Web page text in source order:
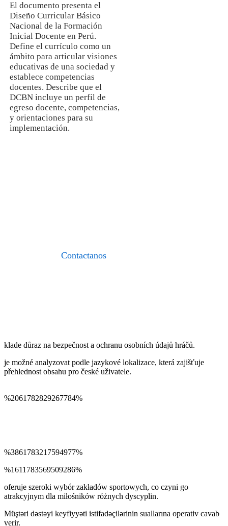
El documento presenta el
Diseño Curricular Básico
Nacional de la Formación
Inicial Docente en Perú.
Define el currículo como un
ámbito para articular visiones
educativas de una sociedad y
establece competencias
docentes. Describe que el
DCBN incluye un perfil de
egreso docente, competencias,
y orientaciones para su
implementación.
Contactanos
klade důraz na bezpečnost a ochranu osobních údajů hráčů.
je možné analyzovat podle jazykové lokalizace, která zajišťuje
přehlednost obsahu pro české uživatele.
%2061782829267784%
%3861783217594977%
%1611783569509286%
oferuje szeroki wybór zakładów sportowych, co czyni go
atrakcyjnym dla miłośników różnych dyscyplin.
Müştəri dəstəyi keyfiyyəti istifadəçilərinin suallarına operativ cavab
verir.